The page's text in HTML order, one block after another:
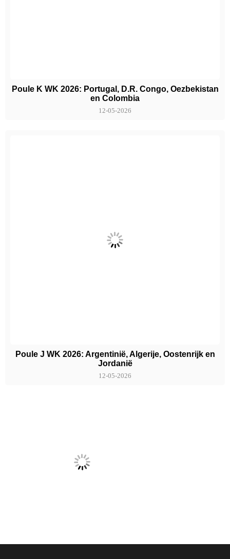
Poule K WK 2026: Portugal, D.R. Congo, Oezbekistan
en Colombia
12-05-2026
Poule J WK 2026: Argentinië, Algerije, Oostenrijk en
Jordanië
12-05-2026